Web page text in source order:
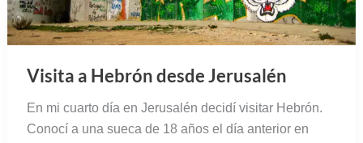
Visita a Hebrón desde Jerusalén
En mi cuarto día en Jerusalén decidí visitar Hebrón.
Conocí a una sueca de 18 años el día anterior en